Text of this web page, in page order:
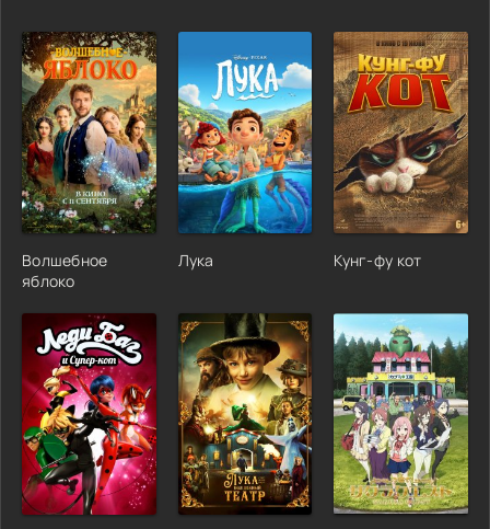
Волшебное
яблоко
Лука Кунг-фу кот